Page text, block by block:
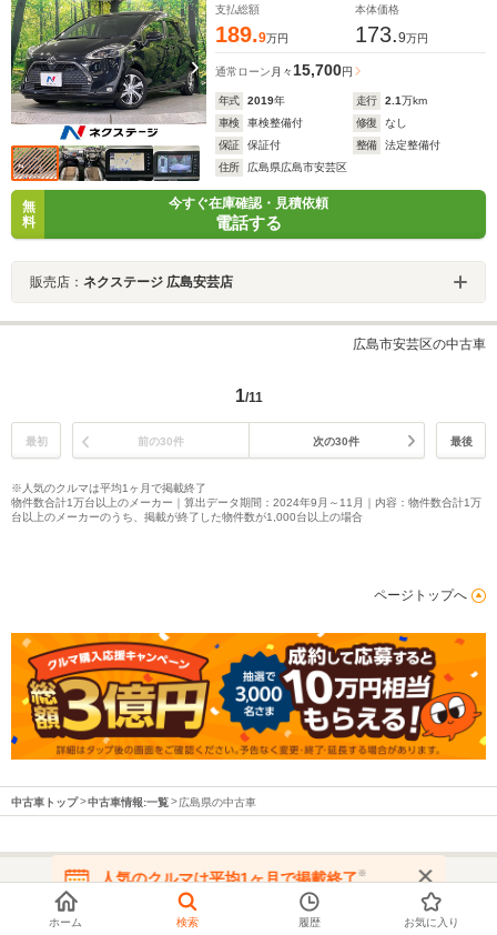
支払総額
189.9万円
本体価格
173.9万円
通常ローン 月々15,700円
年式 2019年 走行 2.1万km
車検
車検整備付 修復
なし
保証
保証付 整備
法定整備付
住所
広島県広島市安芸区
無
料
今すぐ在庫確認・見積依頼
電話する
販売店： ネクステージ 広島安芸店
広島市安芸区の中古車
1/11
最初 前の30件 次の30件 最後
※人気のクルマは平均1ヶ月で掲載終了
物件数合計1万台以上のメーカー｜算出データ期間：2024年9月～11月｜内容：物件数合計1万
台以上のメーカーのうち、掲載が終了した物件数が1,000台以上の場合
ページトップへ
中古車トップ 中古車情報:一覧 広島県の中古車
都道府県から中古車を探す
人気のクルマは平均1ヶ月で掲載終了※
在庫が無くなる前にお問い合わせください
ホーム 検索 履歴 お気に入り